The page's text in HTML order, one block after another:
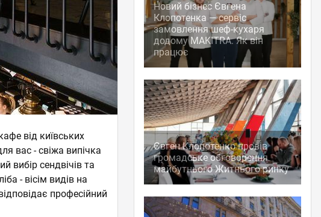
від київських
вас - свіжа випічка
вибір сендвічів та
- вісім видів на
професійний
Новий бізнес Євгена
Клопотенка — сервіс
замовлення шеф-кухаря
додому MAKITRA. Як він
працює
Євген Клопотенко провів
громадське обговорення
майбутнього Житнього ринку